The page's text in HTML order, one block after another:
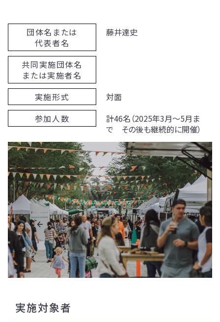
団体名または
代表者名
藤井達史
共同実施団体名
または実施者名
実施形式
対面
参加人数
計46名（2025年3月～5月ま
で その後も継続的に開催）
実施対象者